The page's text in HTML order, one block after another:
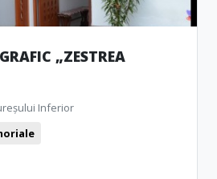
„ZESTREA
Inferior